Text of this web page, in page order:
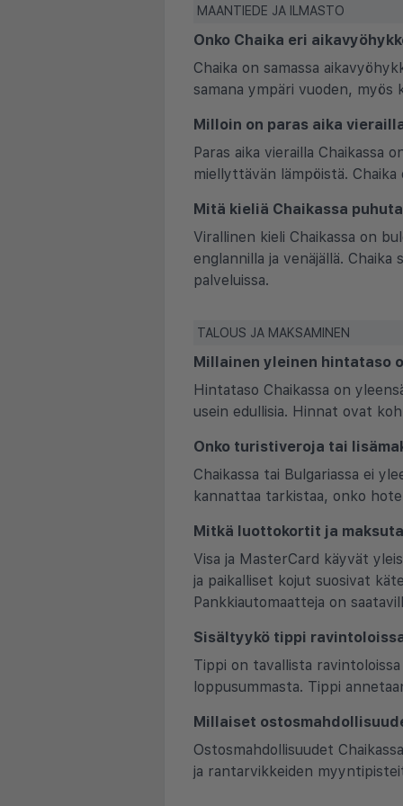
MAANTIEDE JA ILMASTO
Onko Chaika eri
Chaika on samassa
samana ympäri vuoden, myös
Milloin on paras aika
Paras aika vierailla Chaikassa
miellyttävän lämpöistä.
Mitä kieliä Chaikassa
Virallinen kieli Chaikassa on
englannilla ja venäjällä.
palveluissa.
TALOUS JA MAKSAMINEN
Millainen yleinen hintataso
Hintataso Chaikassa on
usein edullisia. Hinnat ovat
Onko turistiveroja tai
Chaikassa tai Bulgariassa ei
kannattaa tarkistaa, onko
Mitkä luottokortit ja
Visa ja MasterCard käyvät
ja paikalliset kojut suosivat
Pankkiautomaatteja on
Sisältyykö tippi
Tippi on tavallista
loppusummasta. Tippi
Millaiset
Ostosmahdollisuudet
ja rantarvikkeiden